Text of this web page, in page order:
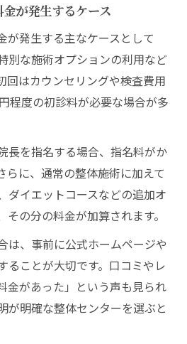
ーに通う心得まとめ
感を持つための心得まとめ
院を継続するためのポイン
用後の満足度を高める工夫
相性を感じる通い方のコツ
が発生するケース
が発生する主なケースとして
別な施術オプションの利用など
回はカウンセリングや検査費用
程度の初診料が必要な場合が多
長を指名する場合、指名料がか
らに、通常の整体施術に加えて
ダイエットコースなどの追加オ
の分の料金が加算されます。
は、事前に公式ホームページや
ることが大切です。口コミやレ
金があった」という声も見られ
が明確な整体センターを選ぶと